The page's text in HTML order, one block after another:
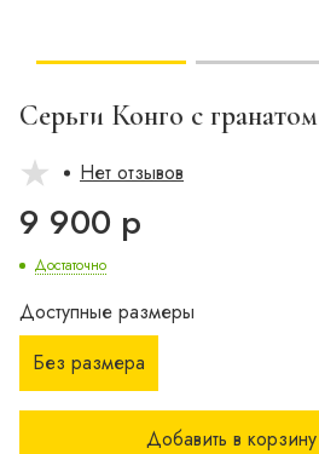
Серьги Конго с гранатом
Нет отзывов
9 900 р
Достаточно
Доступные размеры
Без размера
Добавить в корзину